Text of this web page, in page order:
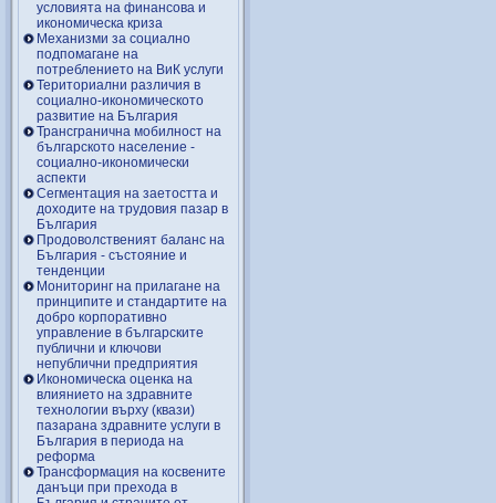
условията на финансова и
икономическа криза
Механизми за социално
подпомагане на
потреблението на ВиК услуги
Териториални различия в
социално-икономическото
развитие на България
Трансгранична мобилност на
българското население -
социално-икономически
аспекти
Сегментация на заетостта и
доходите на трудовия пазар в
България
Продоволственият баланс на
България - състояние и
тенденции
Мониторинг на прилагане на
принципите и стандартите на
добро корпоративно
управление в българските
публични и ключови
непублични предприятия
Икономическа оценка на
влиянието на здравните
технологии върху (квази)
пазарана здравните услуги в
България в периода на
реформа
Трансформация на косвените
данъци при прехода в